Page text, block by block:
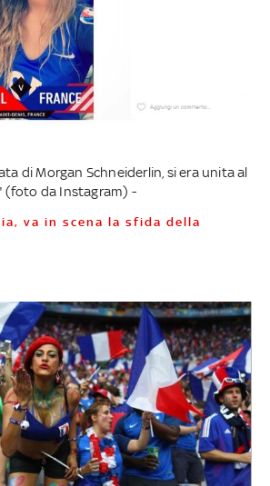
di Morgan Schneiderlin, si era unita al
(foto da Instagram) -